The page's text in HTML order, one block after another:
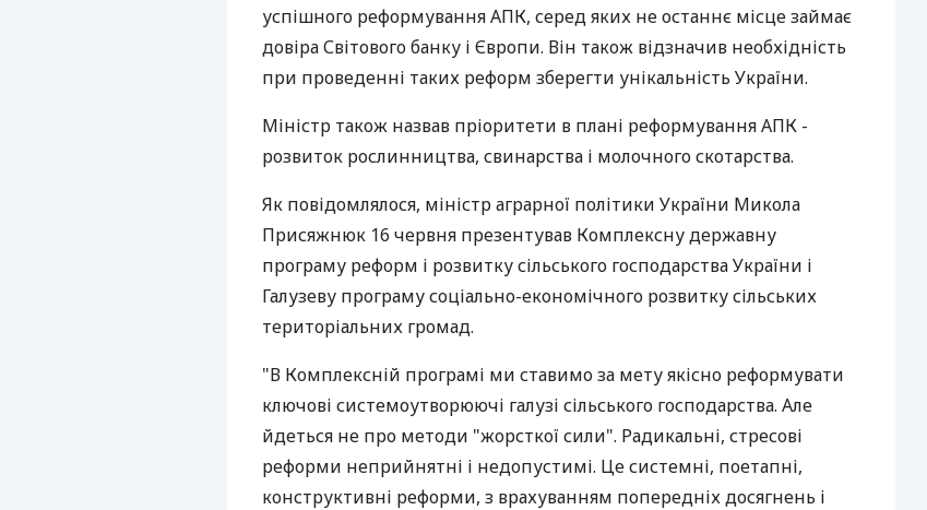
успішного реформування АПК, серед яких не останнє місце займає
довіра Світового банку і Європи. Він також відзначив необхідність
при проведенні таких реформ зберегти унікальність України.
Міністр також назвав пріоритети в плані реформування АПК -
розвиток рослинництва, свинарства і молочного скотарства.
Як повідомлялося, міністр аграрної політики України Микола
Присяжнюк 16 червня презентував Комплексну державну
програму реформ і розвитку сільського господарства України і
Галузеву програму соціально-економічного розвитку сільських
територіальних громад.
"В Комплексній програмі ми ставимо за мету якісно реформувати
ключові системоутворюючі галузі сільського господарства. Але
йдеться не про методи "жорсткої сили". Радикальні, стресові
реформи неприйнятні і недопустимі. Це системні, поетапні,
конструктивні реформи, з врахуванням попередніх досягнень і